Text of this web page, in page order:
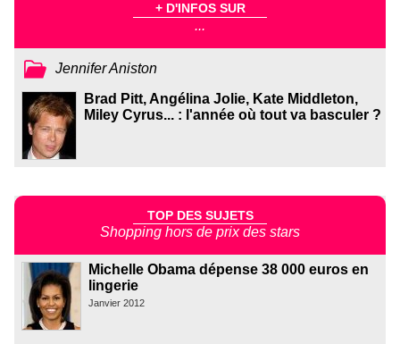
+ D'INFOS SUR
...
Jennifer Aniston
Brad Pitt, Angélina Jolie, Kate Middleton,
Miley Cyrus... : l'année où tout va basculer ?
TOP DES SUJETS
Shopping hors de prix des stars
Michelle Obama dépense 38 000 euros en
lingerie
Janvier 2012